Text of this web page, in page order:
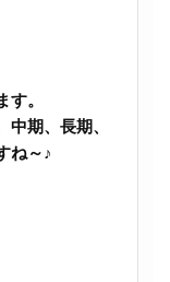
す。
中期、長期、
ね～♪